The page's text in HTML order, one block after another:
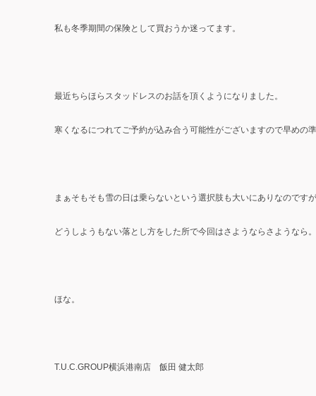
私も冬季期間の保険として買おうか迷ってます。
最近ちらほらスタッドレスのお話を頂くようになりました。
寒くなるにつれてご予約が込み合う可能性がございますので早めの準
まぁそもそも雪の日は乗らないという選択肢も大いにありなのです
どうしようもない落とし方をした所で今回はさようならさようなら。
ほな。
T.U.C.GROUP横浜港南店 飯田 健太郎